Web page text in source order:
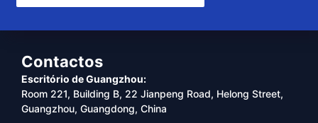
Contactos
Escritório de Guangzhou:
Room 221, Building B, 22 Jianpeng Road, Helong Street,
Guangzhou, Guangdong, China